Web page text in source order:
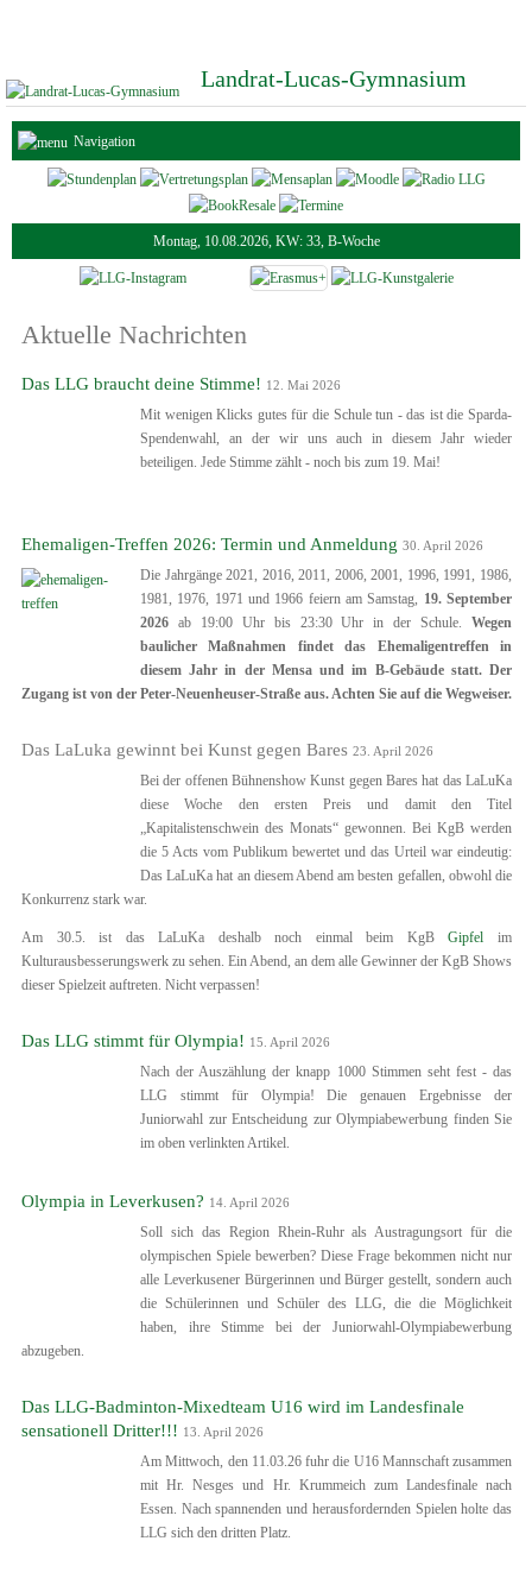
Landrat-Lucas-Gymnasium
Navigation
Montag, 10.08.2026, KW: 33, B-Woche
Aktuelle Nachrichten
Das LLG braucht deine Stimme! 12. Mai 2026
Mit wenigen Klicks gutes für die Schule tun - das ist die Sparda-
Spendenwahl, an der wir uns auch in diesem Jahr wieder
beteiligen. Jede Stimme zählt - noch bis zum 19. Mai!
Ehemaligen-Treffen 2026: Termin und Anmeldung 30. April 2026
Die Jahrgänge 2021, 2016, 2011, 2006, 2001, 1996, 1991, 1986,
1981, 1976, 1971 und 1966 feiern am Samstag,
19. September
2026 ab 19:00 Uhr bis 23:30 Uhr in der Schule. Wegen
baulicher Maßnahmen findet das Ehemaligentreffen in
diesem Jahr in der Mensa und im B-Gebäude statt. Der
Zugang ist von der Peter-Neuenheuser-Straße aus. Achten Sie auf die Wegweiser.
Das LaLuka gewinnt bei Kunst gegen Bares 23. April 2026
Bei der offenen Bühnenshow Kunst gegen Bares hat das LaLuKa
diese Woche den ersten Preis und damit den Titel
„Kapitalistenschwein des Monats“ gewonnen. Bei KgB werden
die 5 Acts vom Publikum bewertet und das Urteil war eindeutig:
Das LaLuKa hat an diesem Abend am besten gefallen, obwohl die
Konkurrenz stark war.
Am 30.5. ist das LaLuKa deshalb noch einmal beim KgBGipfel im
Kulturausbesserungswerk zu sehen. Ein Abend, an dem alle Gewinner der KgB Shows
dieser Spielzeit auftreten. Nicht verpassen!
Das LLG stimmt für Olympia! 15. April 2026
Nach der Auszählung der knapp 1000 Stimmen seht fest - das
LLG stimmt für Olympia! Die genauen Ergebnisse der
Juniorwahl zur Entscheidung zur Olympiabewerbung finden Sie
im oben verlinkten Artikel.
Olympia in Leverkusen? 14. April 2026
Soll sich das Region Rhein-Ruhr als Austragungsort für die
olympischen Spiele bewerben? Diese Frage bekommen nicht nur
alle Leverkusener Bürgerinnen und Bürger gestellt, sondern auch
die Schülerinnen und Schüler des LLG, die die Möglichkeit
haben, ihre Stimme bei der Juniorwahl-Olympiabewerbung
abzugeben.
Das LLG-Badminton-Mixedteam U16 wird im Landesfinale
sensationell Dritter!!! 13. April 2026
Am Mittwoch, den 11.03.26 fuhr die U16 Mannschaft zusammen
mit Hr. Nesges und Hr. Krummeich zum Landesfinale nach
Essen. Nach spannenden und herausfordernden Spielen holte das
LLG sich den dritten Platz.